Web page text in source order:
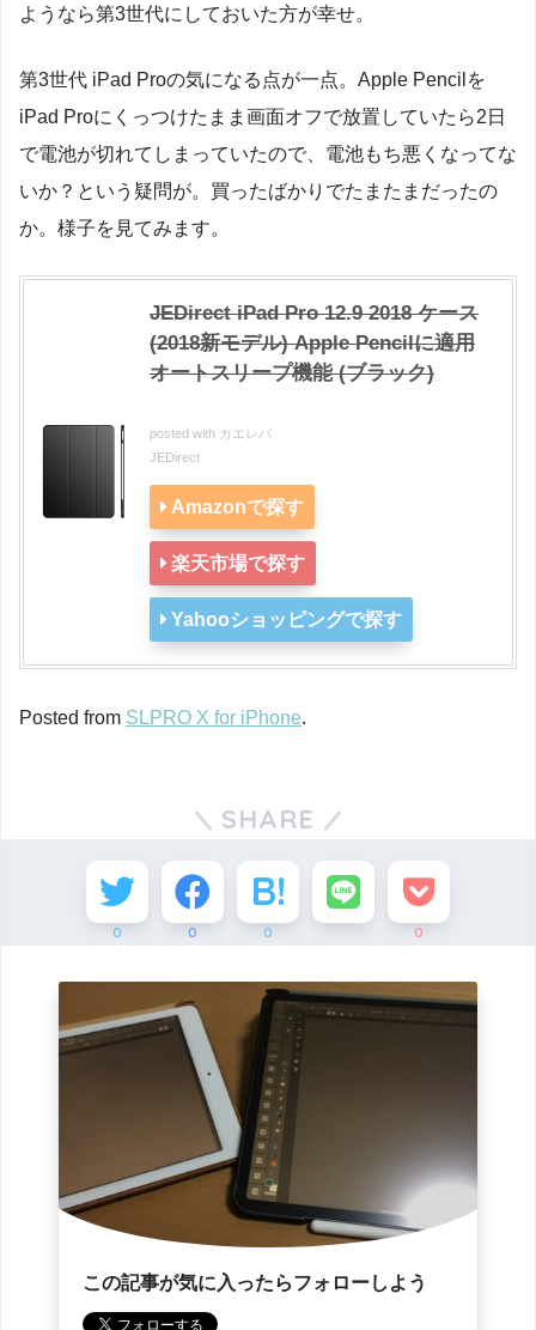
ようなら第3世代にしておいた方が幸せ。
第3世代 iPad Proの気になる点が一点。Apple Pencilを
iPad Proにくっつけたまま画面オフで放置していたら2日
で電池が切れてしまっていたので、電池もち悪くなってな
いか？という疑問が。買ったばかりでたまたまだったの
か。様子を見てみます。
JEDirect iPad Pro 12.9 2018 ケース
(2018新モデル) Apple Pencilに適用
オートスリープ機能 (ブラック)
posted with カエレバ
JEDirect
Amazonで探す
楽天市場で探す
Yahooショッピングで探す
Posted from SLPRO X for iPhone.
SHARE
0 0 0 0
この記事が気に入ったらフォローしよう